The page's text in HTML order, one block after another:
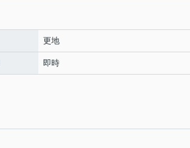
更地
即時